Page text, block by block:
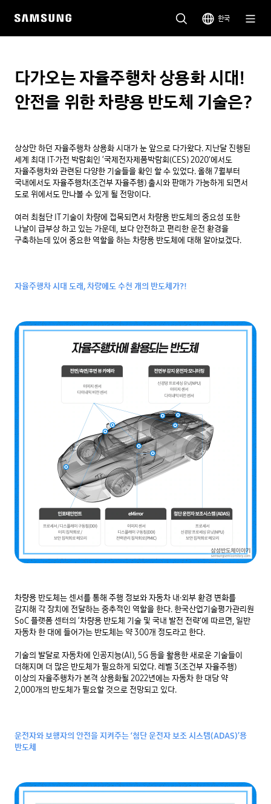
한국
다가오는 자율주행차 상용화 시대!
안전을 위한 차량용 반도체 기술은?
상상만 하던 자율주행차 상용화 시대가 눈 앞으로 다가왔다. 지난달 진행된
세계 최대 IT∙가전 박람회인 ‘국제전자제품박람회(CES) 2020’에서도
자율주행차와 관련된 다양한 기술들을 확인 할 수 있었다. 올해 7월부터
국내에서도 자율주행차(조건부 자율주행) 출시와 판매가 가능하게 되면서
도로 위에서도 만나볼 수 있게 될 전망이다.
여러 최첨단 IT 기술이 차량에 접목되면서 차량용 반도체의 중요성 또한
나날이 급부상 하고 있는 가운데, 보다 안전하고 편리한 운전 환경을
구축하는데 있어 중요한 역할을 하는 차량용 반도체에 대해 알아보겠다.
자율주행차 시대 도래, 차량에도 수천 개의 반도체가?!
차량용 반도체는 센서를 통해 주행 정보와 자동차 내∙외부 환경 변화를
감지해 각 장치에 전달하는 중추적인 역할을 한다. 한국산업기술평가관리원
SoC 플랫폼 센터의 ‘차량용 반도체 기술 및 국내 발전 전략’에 따르면, 일반
자동차 한 대에 들어가는 반도체는 약 300개 정도라고 한다.
기술의 발달로 자동차에 인공지능(AI), 5G 등을 활용한 새로운 기술들이
더해지며 더 많은 반도체가 필요하게 되었다. 레벨 3(조건부 자율주행)
이상의 자율주행차가 본격 상용화될 2022년에는 자동차 한 대당 약
2,000개의 반도체가 필요할 것으로 전망되고 있다.
운전자와 보행자의 안전을 지켜주는 ‘첨단 운전자 보조 시스템(ADAS)’용
반도체